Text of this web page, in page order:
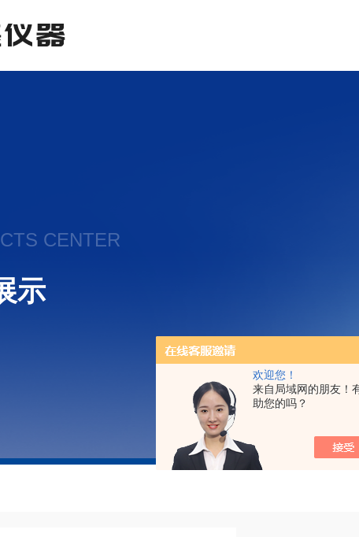
欢迎您！
来自局域网的朋友！
助您的吗？
CENTER
示